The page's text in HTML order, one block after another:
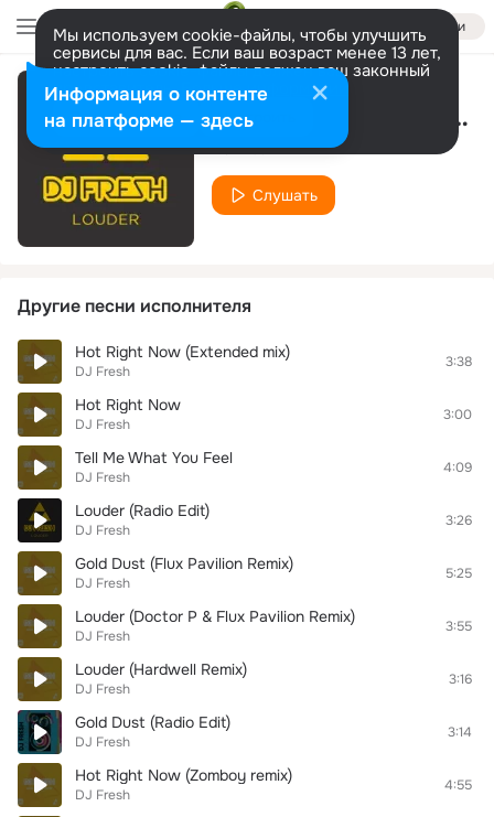
Войти
Мы используем cookie-файлы, чтобы улучшить
сервисы для вас. Если ваш возраст менее 13 лет,
настроить cookie-файлы должен ваш законный
представитель. Больше информации
Разрешить все Настроить Louder (Feat. Sian Evans) (Club Mix)
DJ Fresh
Слушать
Другие песни исполнителя
Hot Right Now (Extended mix)
DJ Fresh
3:38
Hot Right Now
DJ Fresh
3:00
Tell Me What You Feel
DJ Fresh
4:09
Louder (Radio Edit)
DJ Fresh
3:26
Gold Dust (Flux Pavilion Remix)
DJ Fresh
5:25
Louder (Doctor P & Flux Pavilion Remix)
DJ Fresh
3:55
Louder (Hardwell Remix)
DJ Fresh
3:16
Gold Dust (Radio Edit)
DJ Fresh
3:14
Hot Right Now (Zomboy remix)
DJ Fresh
4:55
Информация о контенте
на платформе — здесь